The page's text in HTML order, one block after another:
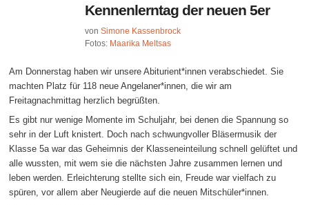
Kennenlerntag der neuen 5er
vonSimone Kassenbrock
Fotos: Maarika Meltsas
Am Donnerstag haben wir unsere Abiturient*innen verabschiedet. Sie
machten Platz für 118 neue Angelaner*innen, die wir am
Freitagnachmittag herzlich begrüßten.
Es gibt nur wenige Momente im Schuljahr, bei denen die Spannung so
sehr in der Luft knistert. Doch nach schwungvoller Bläsermusik der
Klasse 5a war das Geheimnis der Klasseneinteilung schnell gelüftet und
alle wussten, mit wem sie die nächsten Jahre zusammen lernen und
leben werden. Erleichterung stellte sich ein, Freude war vielfach zu
spüren, vor allem aber Neugierde auf die neuen Mitschüler*innen.